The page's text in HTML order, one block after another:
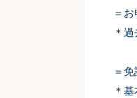
＝
＊
＝
＊